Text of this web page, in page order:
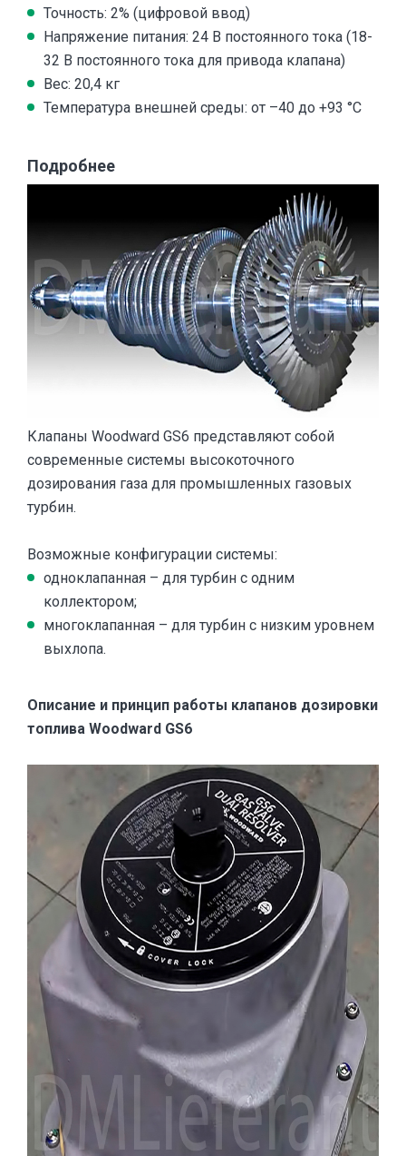
Точность: 2% (цифровой ввод)
Напряжение питания: 24 В постоянного тока (18-
32 В постоянного тока для привода клапана)
Вес: 20,4 кг
Температура внешней среды: от –40 до +93 °C
Подробнее
Клапаны Woodward GS6 представляют собой
современные системы высокоточного
дозирования газа для промышленных газовых
турбин.
Возможные конфигурации системы:
одноклапанная – для турбин с одним
коллектором;
многоклапанная – для турбин с низким уровнем
выхлопа.
Описание и принцип работы клапанов дозировки
топлива Woodward GS6